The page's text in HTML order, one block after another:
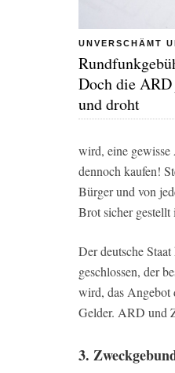
UNVERSCHÄMT
Doch die
und droht
wird, eine gewisse
dennoch kaufen!
Bürger und von
Brot sicher gestellt
Der deutsche
geschlossen, der
wird, das Angebot
Gelder. ARD und
3.